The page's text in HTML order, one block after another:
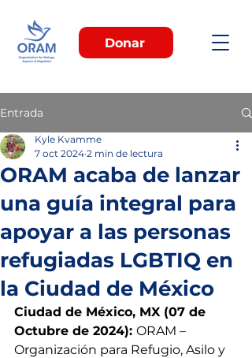
Donar
Entrada
ORAM acaba de lanzar
una guía integral para
apoyar a las personas
refugiadas LGBTIQ en
la Ciudad de México
Kyle Kvamme
7 oct 2024 2 min de lectura
Ciudad de México, MX (07 de
Octubre de 2024): ORAM –
Organización para Refugio, Asilo y